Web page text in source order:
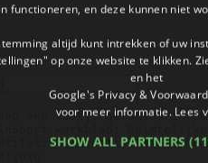
functioneren, en deze kunnen niet
altijd kunt intrekken of uw
op onze website te klikken.
en het
Google's Privacy &
voor meer informatie. Lees
SHOW ALL PARTNERS